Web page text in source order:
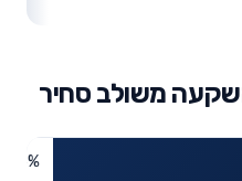
משולב סחיר